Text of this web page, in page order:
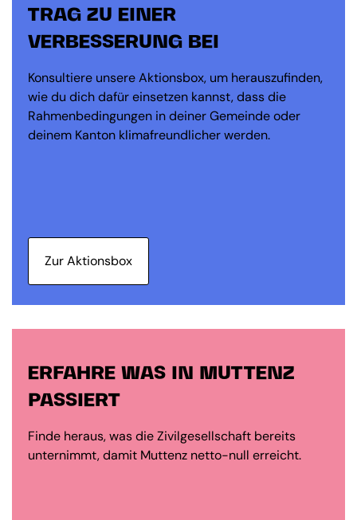
TRAG ZU EINER
VERBESSERUNG BEI
Konsultiere unsere Aktionsbox, um herauszufinden,
wie du dich dafür einsetzen kannst, dass die
Rahmenbedingungen in deiner Gemeinde oder
deinem Kanton klimafreundlicher werden.
Zur Aktionsbox
ERFAHRE WAS IN MUTTENZ
PASSIERT
Finde heraus, was die Zivilgesellschaft bereits
unternimmt, damit Muttenz netto-null erreicht.